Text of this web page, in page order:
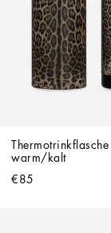
Thermotrinkflasche
warm/kalt
€85